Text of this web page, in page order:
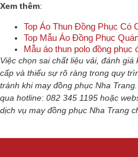
Xem thêm:
Top Áo Thun Đồng Phục Có
Top Mẫu Áo Đồng Phục
Mẫu áo thun polo đồng
Việc chọn sai chất liệu vải, đánh
cấp và thiếu sự rõ ràng trong quy
tránh khi may đồng phục Nha
qua hotline: 082 345 1195 hoặc
dịch vụ may đồng phục Nha Trang